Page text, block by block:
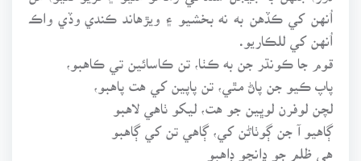
اُنهن کي ڪڏهن به نه بخشيو ۽ ويڙهاند ڪندي وڏي واڪ
اُنهن کي للڪاريو.
قوم جا ڪونڌر جن به ڪٺا، تن ڪاسائين تي ڪاهبو،
پاپ ڪيو جن پاڻ مٿي، تن پاپين کي هت پاهبو،
لچن لوفرن لوڀين جو هت، ليکو ٺاهي لاهبو
ڳاهيو آ جن ڳوٺاڻن کي، ڳاهي تن کي ڳاهبو
هي ظلم جو ڍانچو ڊاهبو